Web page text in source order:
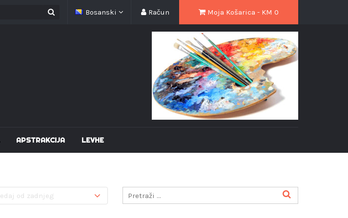
Moja Košarica - KM 0
Račun
Bosanski
APSTRAKCIJA LEVHE